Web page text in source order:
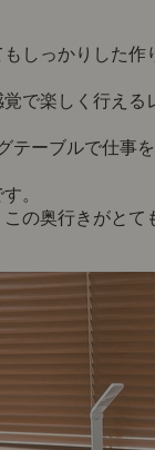
しっかりした作
で楽しく行える
テーブルで仕事を
。
の奥行きがとて